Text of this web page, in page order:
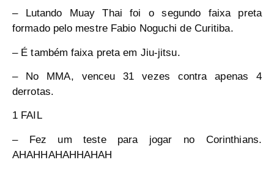
– Lutando Muay Thai foi o segundo faixa preta
formado pelo mestre Fabio Noguchi de Curitiba.
– É também faixa preta em Jiu-jitsu.
– No MMA, venceu 31 vezes contra apenas 4
derrotas.
1 FAIL
– Fez um teste para jogar no Corinthians.
AHAHHAHAHHAHAH